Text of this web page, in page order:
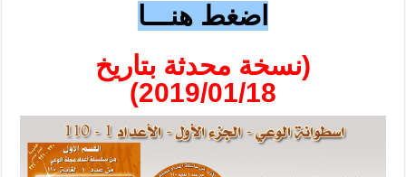
اضغط هنـــا
(نسخة محدثة بتاريخ
2019/01/18)